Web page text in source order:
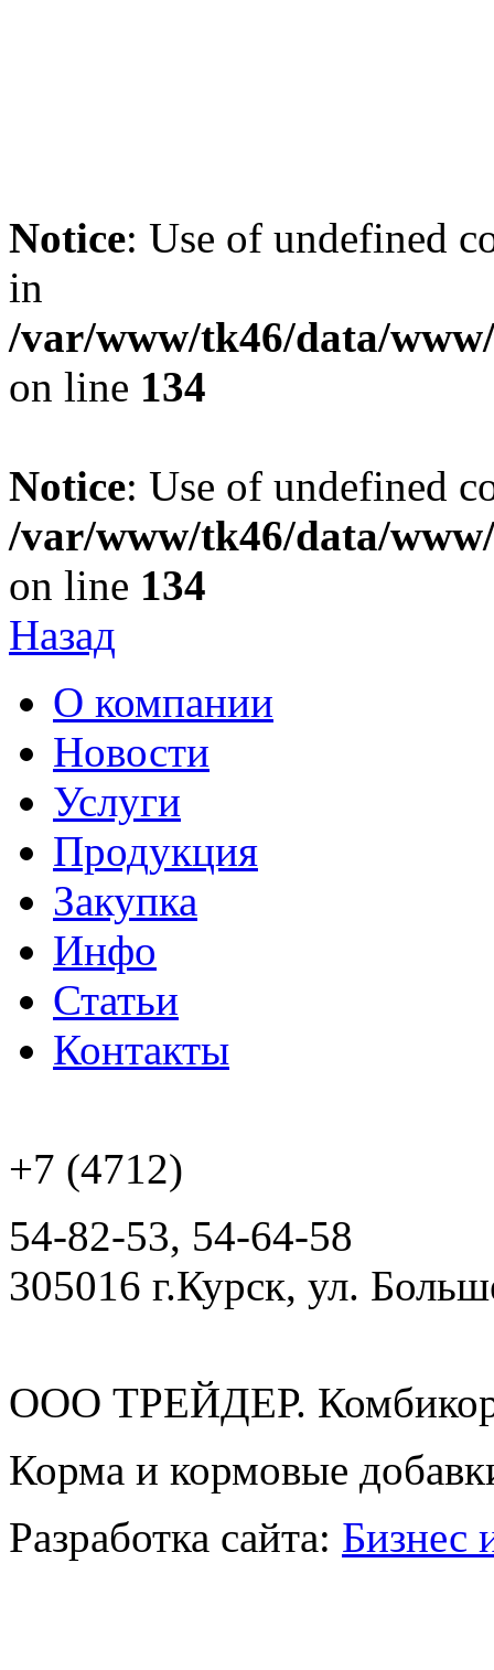
Notice: Use of undefined
in
/var/www/tk46/data/
on line 134
Notice: Use of undefined
/var/www/tk46/data/
on line 134
Назад
О компании
Новости
Услуги
Продукция
Закупка
Инфо
Статьи
Контакты
+7 (4712)
54-82-53, 54-64-58
305016 г.Курск, ул.
ООО ТРЕЙДЕР.
Корма и кормовые
Разработка сайта: Бизнес